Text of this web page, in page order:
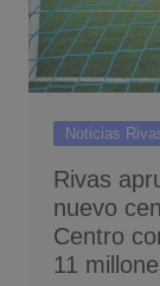
Noticias
Rivas
nuevo
Centro
11